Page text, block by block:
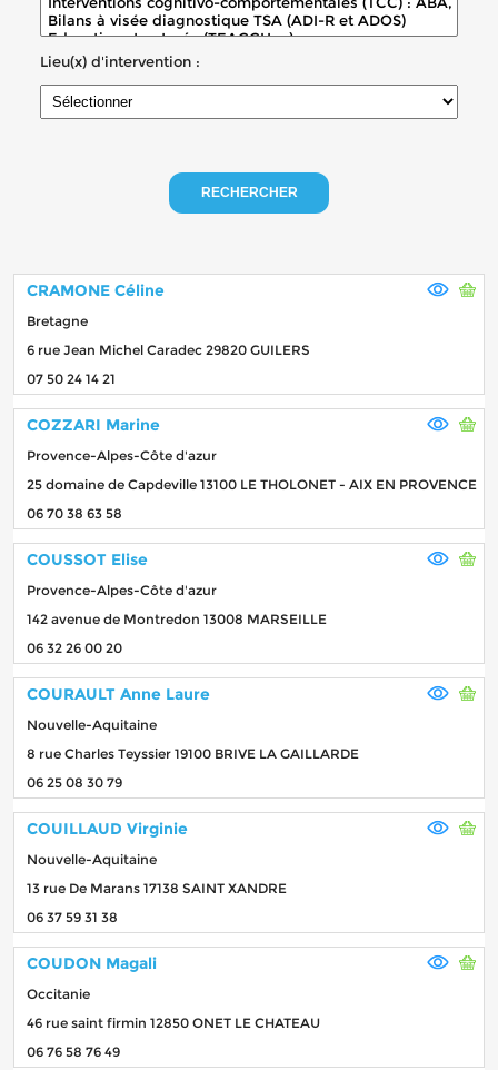
Lieu(x) d'intervention :
RECHERCHER
CRAMONE Céline
Bretagne
6 rue Jean Michel Caradec 29820 GUILERS
07 50 24 14 21
COZZARI Marine
Provence-Alpes-Côte d'azur
25 domaine de Capdeville 13100 LE THOLONET - AIX EN PROVENCE
06 70 38 63 58
COUSSOT Elise
Provence-Alpes-Côte d'azur
142 avenue de Montredon 13008 MARSEILLE
06 32 26 00 20
COURAULT Anne Laure
Nouvelle-Aquitaine
8 rue Charles Teyssier 19100 BRIVE LA GAILLARDE
06 25 08 30 79
COUILLAUD Virginie
Nouvelle-Aquitaine
13 rue De Marans 17138 SAINT XANDRE
06 37 59 31 38
COUDON Magali
Occitanie
46 rue saint firmin 12850 ONET LE CHATEAU
06 76 58 76 49